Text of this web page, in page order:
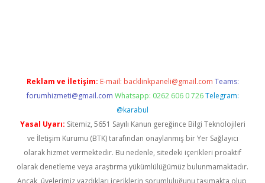
Reklam ve İletişim: E-mail: backlinkpaneli@gmail.com Teams:
forumhizmeti@gmail.com Whatsapp: 0262 606 0 726 Telegram:
@karabul
Yasal Uyarı: Sitemiz, 5651 Sayılı Kanun gereğince Bilgi Teknolojileri
ve İletişim Kurumu (BTK) tarafından onaylanmış bir Yer Sağlayıcı
olarak hizmet vermektedir. Bu nedenle, sitedeki içerikleri proaktif
olarak denetleme veya araştırma yükümlülüğümüz bulunmamaktadır.
Ancak, üyelerimiz yazdıkları içeriklerin sorumluluğunu taşımakta olup,